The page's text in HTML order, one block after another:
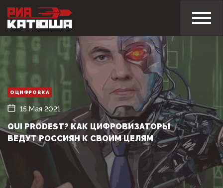
ОЦИФРОВКА
15 Мая 2021
QUI PRODEST? КАК ЦИФРОВИЗАТОРЫ
ВЕДУТ РОССИЯН К СВОИМ ЦЕЛЯМ